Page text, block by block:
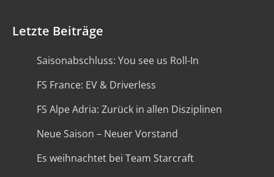
Letzte Beiträge
Saisonabschluss: You see us Roll-In
FS France: EV & Driverless
FS Alpe Adria: Zurück in allen Disziplinen
Neue Saison – Neuer Vorstand
Es weihnachtet bei Team Starcraft